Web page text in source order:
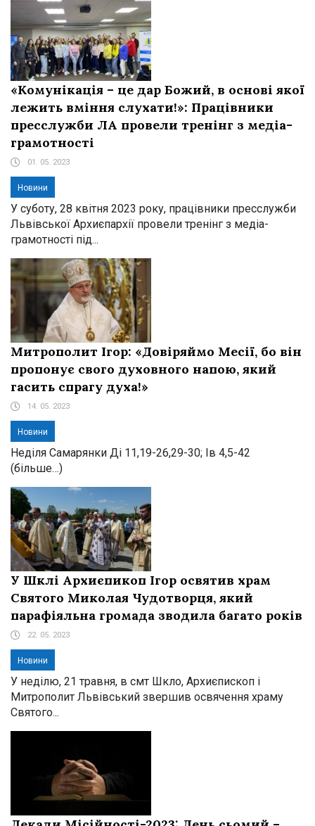
«Комунікація – це дар Божий, в основі якої
лежить вміння слухати!»: Працівники
пресслужби ЛА провели тренінг з медіа-
грамотності
01. 05. 2023
Новини
У суботу, 28 квітня 2023 року, працівники пресслужби
Львівської Архиєпархії провели тренінг з медіа-
грамотності під...
Митрополит Ігор: «Довіряймо Месії, бо він
пропонує свого духовного напою, який
гасить спрагу духа!»
14. 05. 2023
Новини
Неділя Самарянки Ді 11,19-26,29-30; Ів 4,5-42
(більше…)
У Шклі Архиєпикоп Ігор освятив храм
Святого Миколая Чудотворця, який
парафіяльна громада зводила багато років
22. 05. 2023
Новини
У неділю, 21 травня, в смт Шкло, Архиєпископ і
Митрополит Львівський звершив освячення храму
Святого...